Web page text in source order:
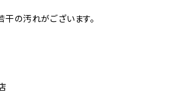
干の汚れがございます。